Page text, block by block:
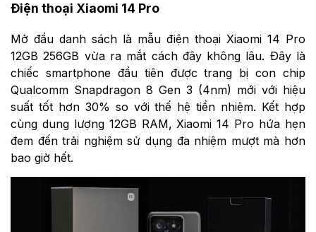
Điện thoại Xiaomi 14 Pro
Mở đầu danh sách là mẫu điện thoại Xiaomi 14 Pro
12GB 256GB vừa ra mắt cách đây không lâu. Đây là
chiếc smartphone đầu tiên được trang bị con chip
Qualcomm Snapdragon 8 Gen 3 (4nm) mới với hiệu
suất tốt hơn 30% so với thế hệ tiền nhiệm. Kết hợp
cùng dung lượng 12GB RAM, Xiaomi 14 Pro hứa hẹn
đem đến trải nghiệm sử dụng đa nhiệm mượt mà hơn
bao giờ hết.